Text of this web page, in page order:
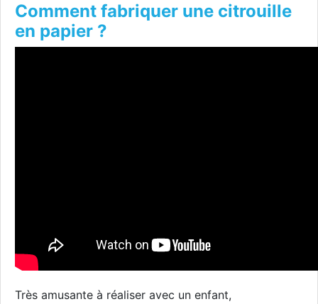
Comment fabriquer une citrouille
en papier ?
Très amusante à réaliser avec un enfant,